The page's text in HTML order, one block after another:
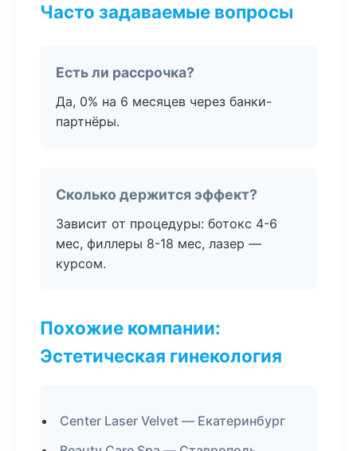
Часто задаваемые вопросы
Есть ли рассрочка?
Да, 0% на 6 месяцев через банки-
партнёры.
Сколько держится эффект?
Зависит от процедуры: ботокс 4-6
мес, филлеры 8-18 мес, лазер —
курсом.
Похожие компании:
Эстетическая гинекология
Center Laser Velvet — Екатеринбург